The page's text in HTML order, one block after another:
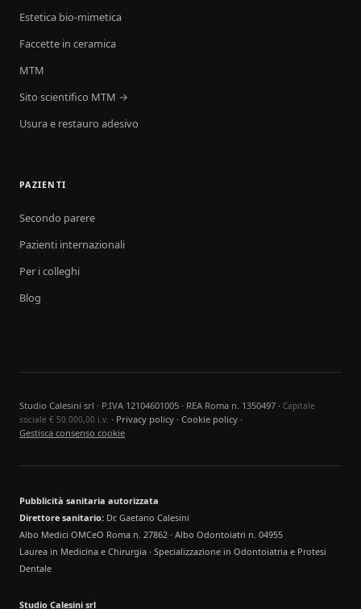
Estetica bio-mimetica
Faccette in ceramica
MTM
Sito scientifico MTM →
Usura e restauro adesivo
PAZIENTI
Secondo parere
Pazienti internazionali
Per i colleghi
Blog
Studio Calesini srl · P.IVA 12104601005 · REA Roma n. 1350497 · Capitale
sociale € 50.000,00 i.v. · Privacy policy · Cookie policy ·
Gestisca consenso cookie
Pubblicità sanitaria autorizzata
Direttore sanitario: Dr. Gaetano Calesini
Albo Medici OMCeO Roma n. 27862 · Albo Odontoiatri n. 04955
Laurea in Medicina e Chirurgia · Specializzazione in Odontoiatria e Protesi
Dentale
Studio Calesini srl